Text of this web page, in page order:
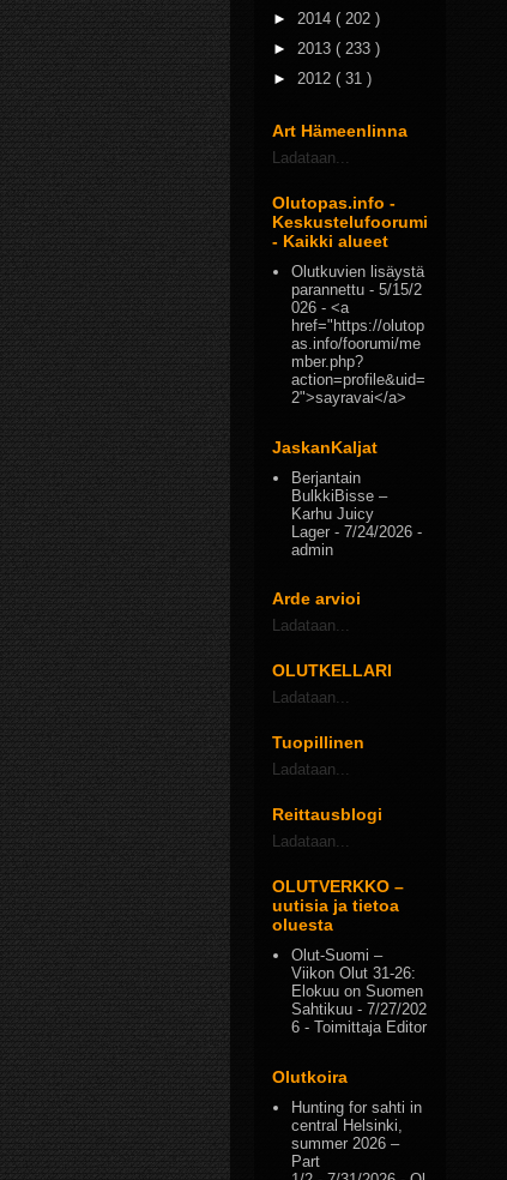
► 2014 ( 202 )
► 2013 ( 233 )
► 2012 ( 31 )
Art Hämeenlinna
Ladataan...
Olutopas.info -
Keskustelufoorumi
- Kaikki alueet
Olutkuvien lisäystä
parannettu - 5/15/2
026 - <a
href="https://olutop
as.info/foorumi/me
mber.php?
action=profile&uid=
2">sayravai</a>
JaskanKaljat
Berjantain
BulkkiBisse –
Karhu Juicy
Lager - 7/24/2026 -
admin
Arde arvioi
Ladataan...
OLUTKELLARI
Ladataan...
Tuopillinen
Ladataan...
Reittausblogi
Ladataan...
OLUTVERKKO –
uutisia ja tietoa
oluesta
Olut-Suomi –
Viikon Olut 31-26:
Elokuu on Suomen
Sahtikuu - 7/27/202
6 - Toimittaja Editor
Olutkoira
Hunting for sahti in
central Helsinki,
summer 2026 –
Part